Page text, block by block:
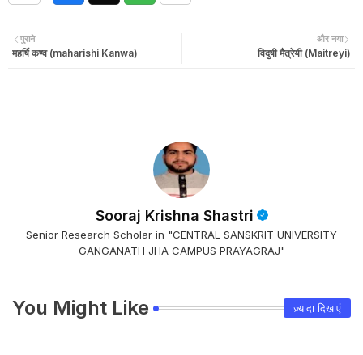
और नया
विदुषी मैत्रेयी (Maitreyi)
पुराने
महर्षि कण्व (maharishi Kanwa)
Sooraj Krishna Shastri
Senior Research Scholar in "CENTRAL SANSKRIT UNIVERSITY
GANGANATH JHA CAMPUS PRAYAGRAJ"
You Might Like ज़्यादा दिखाएं